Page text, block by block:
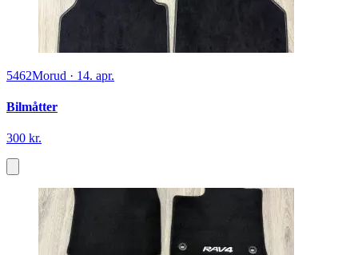
5462Morud · 14. apr.
Bilmåtter
300 kr.